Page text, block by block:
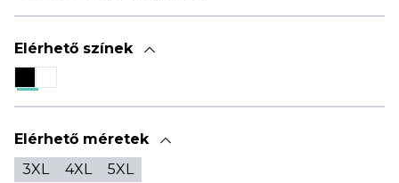
Elérhető színek
Elérhető méretek
3XL
4XL 5XL